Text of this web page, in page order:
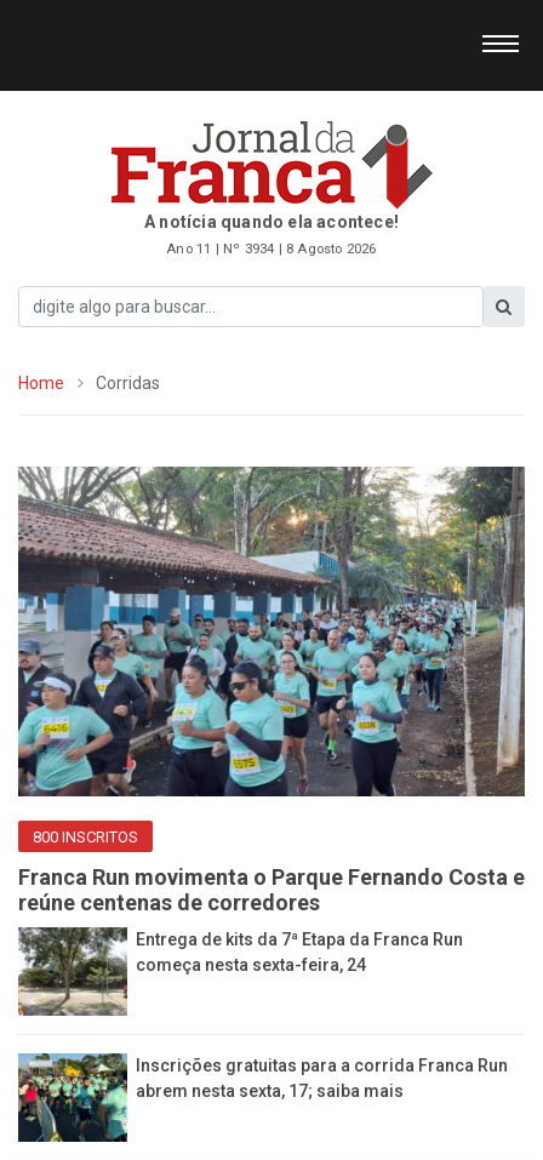
A notícia quando ela acontece!
Ano 11 | Nº 3934 | 8 Agosto 2026
Home Corridas
800 INSCRITOS
Franca Run movimenta o Parque Fernando Costa e
reúne centenas de corredores
Entrega de kits da 7ª Etapa da Franca Run
começa nesta sexta-feira, 24
Inscrições gratuitas para a corrida Franca Run
abrem nesta sexta, 17; saiba mais